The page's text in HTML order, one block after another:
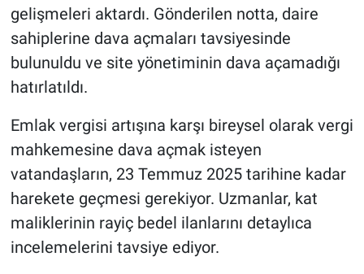
gelişmeleri aktardı. Gönderilen notta, daire
sahiplerine dava açmaları tavsiyesinde
bulunuldu ve site yönetiminin dava açamadığı
hatırlatıldı.
Emlak vergisi artışına karşı bireysel olarak vergi
mahkemesine dava açmak isteyen
vatandaşların, 23 Temmuz 2025 tarihine kadar
harekete geçmesi gerekiyor. Uzmanlar, kat
maliklerinin rayiç bedel ilanlarını detaylıca
incelemelerini tavsiye ediyor.
Ne demişti
Nedir
Popüler
Programlar
Sağlık
Spor